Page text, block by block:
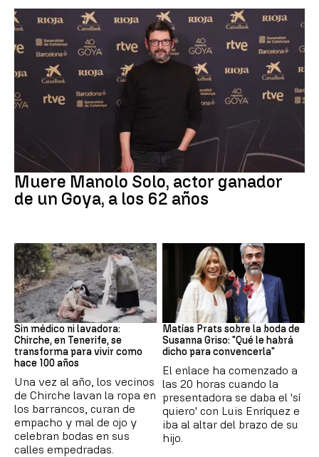
Actor
Muere Manolo Solo, actor ganador
de un Goya, a los 62 años
Canarias
Sin médico ni lavadora:
Chirche, en Tenerife, se
transforma para vivir como
hace 100 años
Una vez al año, los vecinos
de Chirche lavan la ropa en
los barrancos, curan de
empacho y mal de ojo y
celebran bodas en sus
calles empedradas.
Boda
Matías Prats sobre la boda de
Susanna Griso: "Qué le habrá
dicho para convencerla"
El enlace ha comenzado a
las 20 horas cuando la
presentadora se daba el 'sí
quiero' con Luis Enríquez e
iba al altar del brazo de su
hijo.